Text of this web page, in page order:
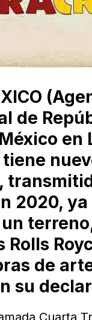
de
en
2020,
Rolls
de
su
Cuarta